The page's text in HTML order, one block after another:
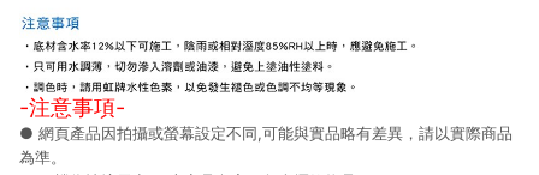
-注意事項-
● 網頁產品因拍攝或螢幕設定不同,可能與實品略有差異，請以實際商品
為準。